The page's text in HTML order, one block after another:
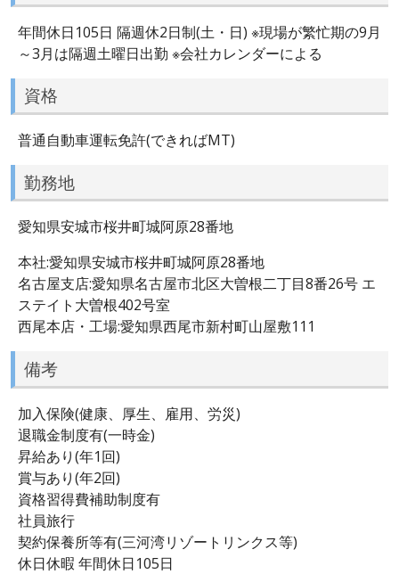
年間休日105日 隔週休2日制(土・日) ※現場が繁忙期の9月
～3月は隔週土曜日出勤 ※会社カレンダーによる
資格
普通自動車運転免許(できればMT)
勤務地
愛知県安城市桜井町城阿原28番地
本社:愛知県安城市桜井町城阿原28番地
名古屋支店:愛知県名古屋市北区大曽根二丁目8番26号 エ
ステイト大曽根402号室
西尾本店・工場:愛知県西尾市新村町山屋敷111
備考
加入保険(健康、厚生、雇用、労災)
退職金制度有(一時金)
昇給あり(年1回)
賞与あり(年2回)
資格習得費補助制度有
社員旅行
契約保養所等有(三河湾リゾートリンクス等)
休日休暇 年間休日105日